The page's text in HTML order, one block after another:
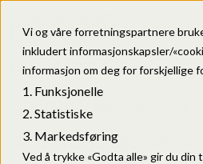
Vi og våre forretningspartnere
inkludert informasjonskapsler/
informasjon om deg for forskjellige
Funksjonelle
Statistiske
Markedsføring
Ved å trykke «Godta alle» gir du din
Fagartikler•Teknologi
Oppfinnelser på
arbeidsplassen